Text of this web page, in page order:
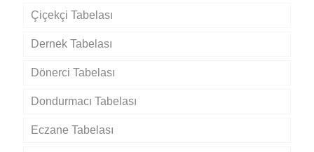
Çiçekçi Tabelası
Dernek Tabelası
Dönerci Tabelası
Dondurmacı Tabelası
Eczane Tabelası